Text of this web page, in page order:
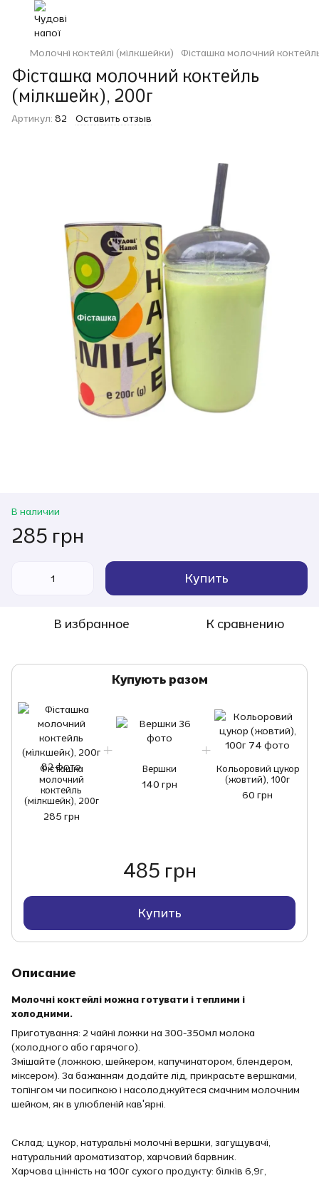
Молочні коктейлі (мілкшейки) Фісташка молочний
Фісташка молочний коктейль
(мілкшейк), 200г
Артикул: 82 Оставить отзыв
В наличии
285 грн
Купить
В избранное К сравнению
Купують разом
Фісташка
молочний
коктейль
(мілкшейк), 200г
285 грн
Вершки
140 грн
Кольоровий цукор
(жовтий), 100г
60 грн
485 грн
Купить
Описание
Молочні коктейлі можна готувати і теплими і
холодними.
Приготування: 2 чайні ложки на 300-350мл молока
(холодного або гарячого).
Змішайте (ложкою, шейкером, капучинатором, блендером,
міксером). За бажанням додайте лід, прикрасьте вершками,
топінгом чи посипкою і насолоджуйтеся смачним молочним
шейком, як в улюбленій кав'ярні.
Склад: цукор, натуральні молочні вершки, загущувачі,
натуральний ароматизатор, харчовий барвник.
Харчова цінність на 100г сухого продукту: білків 6,9г,